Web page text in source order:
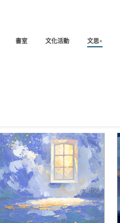
書室 文化活動 文思+